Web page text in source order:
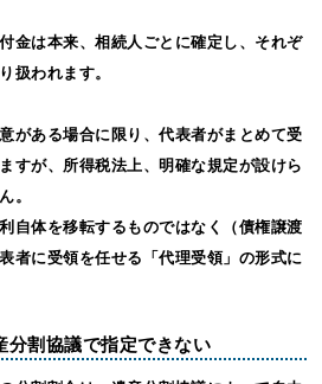
金は本来、相続人ごとに確定し、それぞ
扱われます。
がある場合に限り、代表者がまとめて受
すが、所得税法上、明確な規定が設けら
。
自体を移転するものではなく（債権譲渡
者に受領を任せる「代理受領」の形式に
分割協議で指定できない